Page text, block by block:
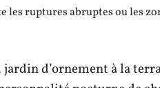
les ruptures abruptes ou les
d’ornement à la